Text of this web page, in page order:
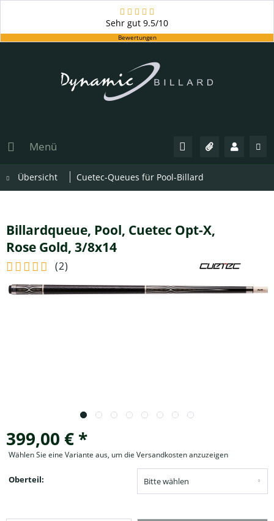
Sehr gut 9.5/10
Bewertungen
Menü
Übersicht Cuetec-Queues für Pool-Billard
Billardqueue, Pool, Cuetec Opt-X,
Rose Gold, 3/8x14
(2)
399,00 € *
Wählen Sie eine Variante aus, um die Versandkosten anzuzeigen
Oberteil: